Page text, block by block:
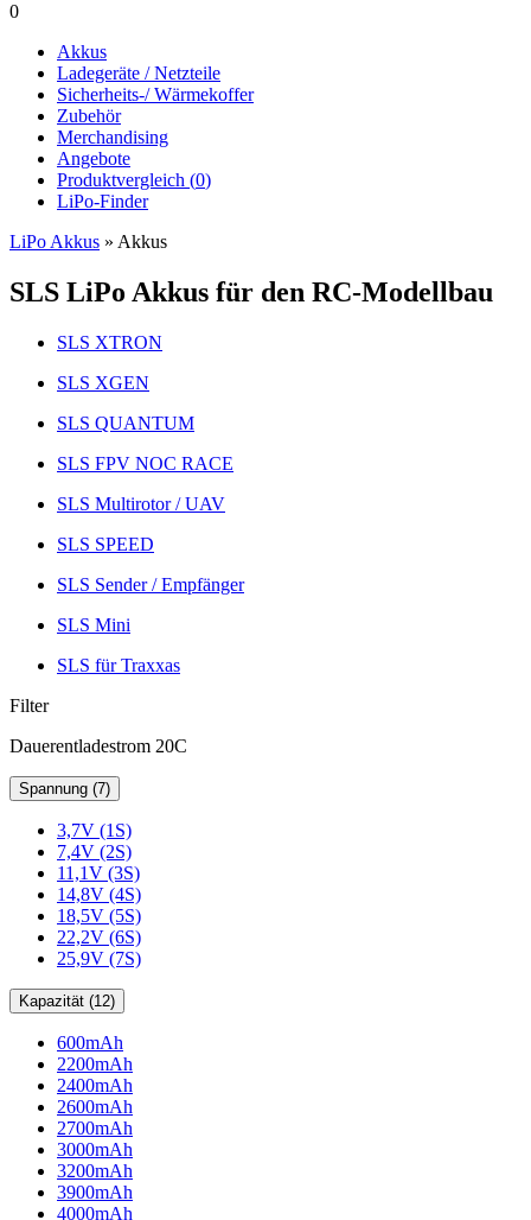
0
Akkus
Ladegeräte / Netzteile
Sicherheits-/ Wärmekoffer
Zubehör
Merchandising
Angebote
Produktvergleich (0)
LiPo-Finder
LiPo Akkus » Akkus
SLS LiPo Akkus für den RC-Modellbau
SLS XTRON
SLS XGEN
SLS QUANTUM
SLS FPV NOC RACE
SLS Multirotor / UAV
SLS SPEED
SLS Sender / Empfänger
SLS Mini
SLS für Traxxas
Filter
Dauerentladestrom 20C
Spannung (7)
3,7V (1S)
7,4V (2S)
11,1V (3S)
14,8V (4S)
18,5V (5S)
22,2V (6S)
25,9V (7S)
Kapazität (12)
600mAh
2200mAh
2400mAh
2600mAh
2700mAh
3000mAh
3200mAh
3900mAh
4000mAh